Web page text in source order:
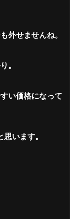
外せませんね。
。
い価格になって
います。